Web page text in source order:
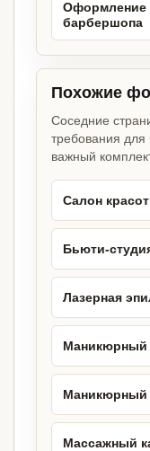
Оформление
барбершопа
Похожие
Соседние
требования для
важный
Салон
Бьюти-
Лазерная
Маникюрный
Маникюрный
Массажный